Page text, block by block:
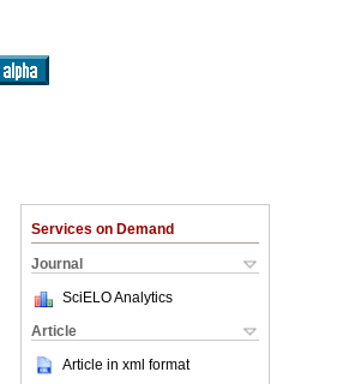
Services on Demand
Journal
SciELO Analytics
Article
Article in xml format